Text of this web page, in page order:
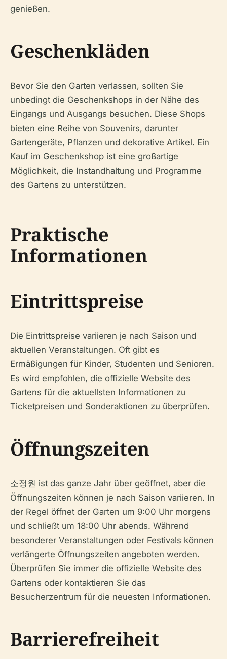
genießen.
Geschenkläden
Bevor Sie den Garten verlassen, sollten Sie
unbedingt die Geschenkshops in der Nähe des
Eingangs und Ausgangs besuchen. Diese Shops
bieten eine Reihe von Souvenirs, darunter
Gartengeräte, Pflanzen und dekorative Artikel. Ein
Kauf im Geschenkshop ist eine großartige
Möglichkeit, die Instandhaltung und Programme
des Gartens zu unterstützen.
Praktische
Informationen
Eintrittspreise
Die Eintrittspreise variieren je nach Saison und
aktuellen Veranstaltungen. Oft gibt es
Ermäßigungen für Kinder, Studenten und Senioren.
Es wird empfohlen, die offizielle Website des
Gartens für die aktuellsten Informationen zu
Ticketpreisen und Sonderaktionen zu überprüfen.
Öffnungszeiten
소정원 ist das ganze Jahr über geöffnet, aber die
Öffnungszeiten können je nach Saison variieren. In
der Regel öffnet der Garten um 9:00 Uhr morgens
und schließt um 18:00 Uhr abends. Während
besonderer Veranstaltungen oder Festivals können
verlängerte Öffnungszeiten angeboten werden.
Überprüfen Sie immer die offizielle Website des
Gartens oder kontaktieren Sie das
Besucherzentrum für die neuesten Informationen.
Barrierefreiheit